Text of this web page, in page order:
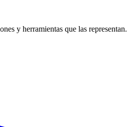
y herramientas que las representan.